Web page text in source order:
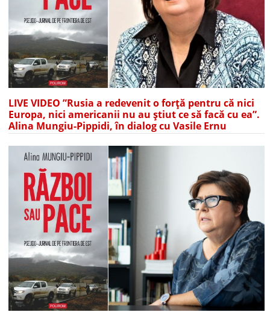
LIVE VIDEO ”Rusia a redevenit o forță pentru că nici
Europa, nici americanii nu au știut ce să facă cu ea”.
Alina Mungiu-Pippidi, în dialog cu Vasile Ernu